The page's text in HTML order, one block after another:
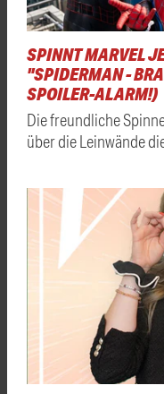
SPINNT MARVEL
"SPIDERMAN -
SPOILER-ALARM!)
Die freundliche
über die Leinwände